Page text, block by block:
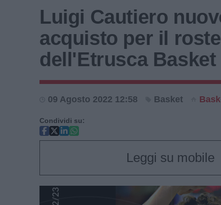
Luigi Cautiero
acquisto per il
dell'Etrusca Basket
09 Agosto 2022 12:58 Basket
Condividi su:
Leggi su mobile